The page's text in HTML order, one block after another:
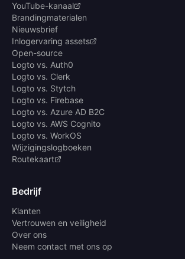
YouTube-kanaal
Brandingmaterialen
Nieuwsbrief
Inlogervaring assets
Open-source
Logto vs. Auth0
Logto vs. Clerk
Logto vs. Stytch
Logto vs. Firebase
Logto vs. Azure AD B2C
Logto vs. AWS Cognito
Logto vs. WorkOS
Wijzigingslogboeken
Routekaart
Bedrijf
Klanten
Vertrouwen en veiligheid
Over ons
Neem contact met ons op